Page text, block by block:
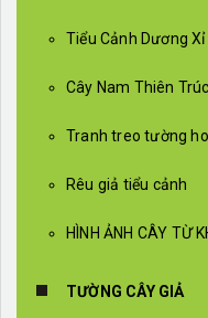
Tiểu Cảnh Dương
Cây Nam Thiên
Tranh treo tường
Rêu giả tiểu cảnh
HÌNH ẢNH CÂY TỪ
TƯỜNG CÂY GIẢ